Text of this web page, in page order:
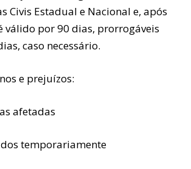
Civis Estadual e Nacional e, após
válido por 90 dias, prorrogáveis
caso necessário.
e prejuízos:
afetadas
temporariamente